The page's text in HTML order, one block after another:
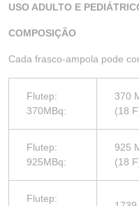
USO ADULTO E
COMPOSIÇÃO
Cada frasco-ampola pode
Flutep:
370MBq:
370
(18
Flutep:
925MBq:
925
(18
Flutep: